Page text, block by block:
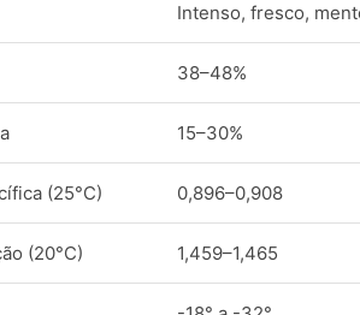
Intenso, fresco,
38–48%
15–30%
(25°C) 0,896–0,908
(20°C) 1,459–1,465